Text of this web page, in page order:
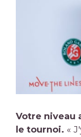
Votre niveau
le tournoi. «